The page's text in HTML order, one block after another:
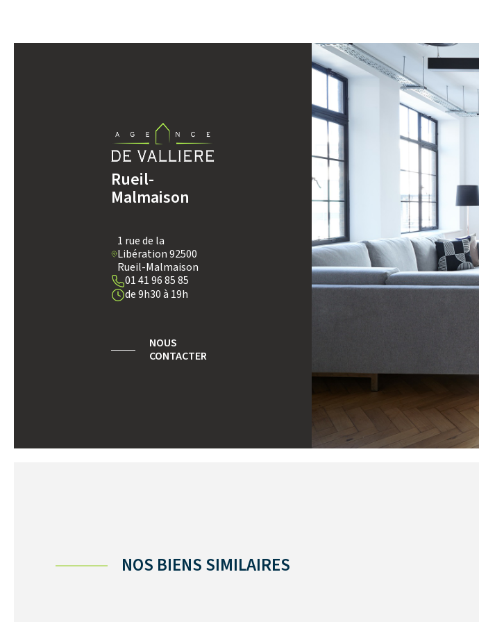
TAUX DE PROPRIÉTAIRES
PART DES MÉNAGES SANS VOITURE
SUPERFICIE : RÉSULTATS DES LYCÉES
RESTAURANTS ET CAFÉS COMMERCES
Rueil-
Malmaison
1 rue de la
Libération 92500
Rueil-Malmaison
01 41 96 85 85
de 9h30 à 19h
NOUS
CONTACTER
NOS BIENS SIMILAIRES